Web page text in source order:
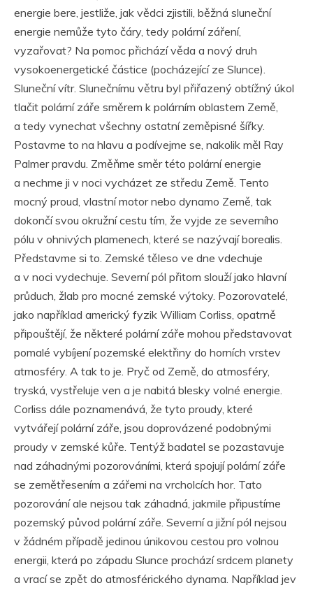
energie bere, jestliže, jak vědci zjistili, běžná sluneční
energie nemůže tyto čáry, tedy polární záření,
vyzařovat? Na pomoc přichází věda a nový druh
vysokoenergetické částice (pocházející ze Slunce).
Sluneční vítr. Slunečnímu větru byl přiřazený obtížný úkol
tlačit polární záře směrem k polárním oblastem Země,
a tedy vynechat všechny ostatní zeměpisné šířky.
Postavme to na hlavu a podívejme se, nakolik měl Ray
Palmer pravdu. Změňme směr této polární energie
a nechme ji v noci vycházet ze středu Země. Tento
mocný proud, vlastní motor nebo dynamo Země, tak
dokončí svou okružní cestu tím, že vyjde ze severního
pólu v ohnivých plamenech, které se nazývají borealis.
Představme si to. Zemské těleso ve dne vdechuje
a v noci vydechuje. Severní pól přitom slouží jako hlavní
průduch, žlab pro mocné zemské výtoky. Pozorovatelé,
jako například americký fyzik William Corliss, opatrně
připouštějí, že některé polární záře mohou představovat
pomalé vybíjení pozemské elektřiny do horních vrstev
atmosféry. A tak to je. Pryč od Země, do atmosféry,
tryská, vystřeluje ven a je nabitá blesky volné energie.
Corliss dále poznamenává, že tyto proudy, které
vytvářejí polární záře, jsou doprovázené podobnými
proudy v zemské kůře. Tentýž badatel se pozastavuje
nad záhadnými pozorováními, která spojují polární záře
se zemětřesením a zářemi na vrcholcích hor. Tato
pozorování ale nejsou tak záhadná, jakmile připustíme
pozemský původ polární záře. Severní a jižní pól nejsou
v žádném případě jedinou únikovou cestou pro volnou
energii, která po západu Slunce prochází srdcem planety
a vrací se zpět do atmosférického dynama. Například jev